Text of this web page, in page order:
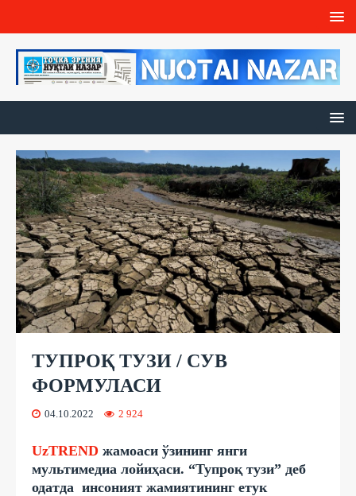
ТУПРОҚ ТУЗИ / СУВ
ФОРМУЛАСИ
04.10.2022 2 924
UzTREND жамоаси ўзининг янги
мультимедиа лойиҳаси. “Тупроқ тузи” деб
одатда инсоният жамиятининг етук